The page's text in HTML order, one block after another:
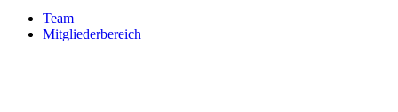
Team
Mitgliederbereich